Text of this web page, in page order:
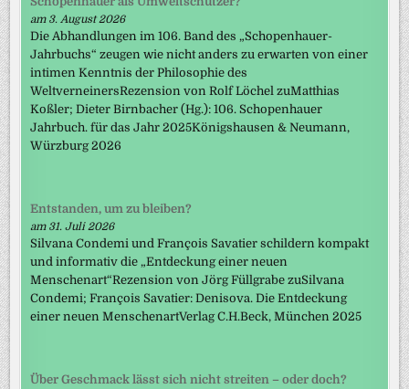
am 3. August 2026
Die Abhandlungen im 106. Band des „Schopenhauer-
Jahrbuchs“ zeugen wie nicht anders zu erwarten von einer
intimen Kenntnis der Philosophie des
WeltverneinersRezension von Rolf Löchel zuMatthias
Koßler; Dieter Birnbacher (Hg.): 106. Schopenhauer
Jahrbuch. für das Jahr 2025Königshausen & Neumann,
Würzburg 2026
Entstanden, um zu bleiben?
am 31. Juli 2026
Silvana Condemi und François Savatier schildern kompakt
und informativ die „Entdeckung einer neuen
Menschenart“Rezension von Jörg Füllgrabe zuSilvana
Condemi; François Savatier: Denisova. Die Entdeckung
einer neuen MenschenartVerlag C.H.Beck, München 2025
Über Geschmack lässt sich nicht streiten – oder doch?